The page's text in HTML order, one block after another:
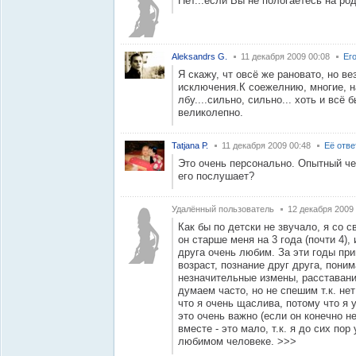
Aleksandrs G. 11 декабря 2009 00:08
Я скажу, чт овсё же рановато, но
исключения.К соежелнию, многие,
лбу....сильно, сильно... хоть и всё
великолепно.
Tatjana Р. 11 декабря 2009 00:48 Её
Это очень персонально. Опытный
его послушает?
Удалённый пользователь 12 декабря 2009
Как бы по детски не звучало, я со
он старше меня на 3 года (почти
друга очень любим. За эти годы
возраст, познание друг друга,
незначительные измены,
думаем часто, но не спешим т.к.
что я очень щаслива, потому что
это очень важно (если он конечно
вместе - это мало, т.к. я до сих пор
любимом человеке. >>>